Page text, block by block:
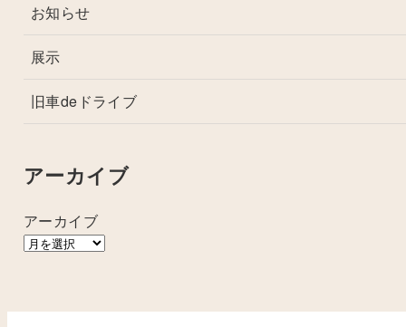
お知らせ
展示
旧車deドライブ
アーカイブ
アーカイブ